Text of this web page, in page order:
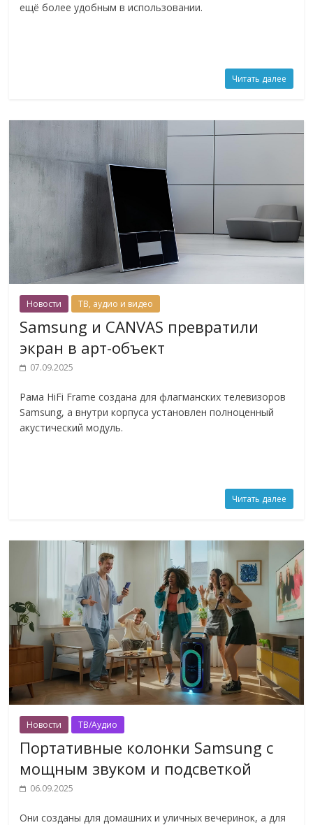
ещё более удобным в использовании.
Читать далее
Новости ТВ, аудио и видео
Samsung и CANVAS превратили
экран в арт-объект
07.09.2025
Рама HiFi Frame создана для флагманских телевизоров
Samsung, а внутри корпуса установлен полноценный
акустический модуль.
Читать далее
Новости ТВ/Аудио
Портативные колонки Samsung с
мощным звуком и подсветкой
06.09.2025
Они созданы для домашних и уличных вечеринок, а для